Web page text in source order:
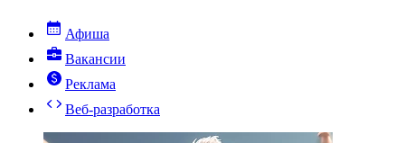
Афиша
Вакансии
Реклама
Веб-разработка